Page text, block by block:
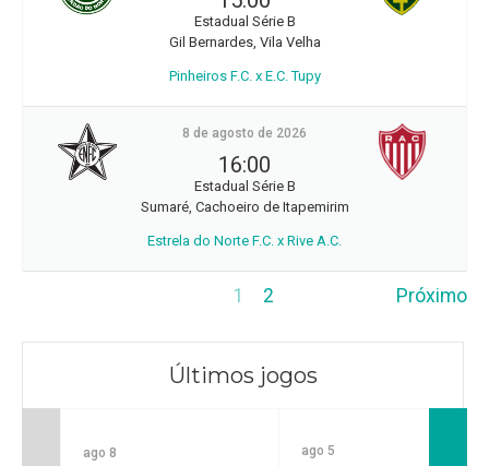
Estadual Série B
Gil Bernardes, Vila Velha
Pinheiros F.C. x E.C. Tupy
8 de agosto de 2026
16:00
Estadual Série B
Sumaré, Cachoeiro de Itapemirim
Estrela do Norte F.C. x Rive A.C.
1 2 Próximo
Últimos jogos
ago 8 ago 5